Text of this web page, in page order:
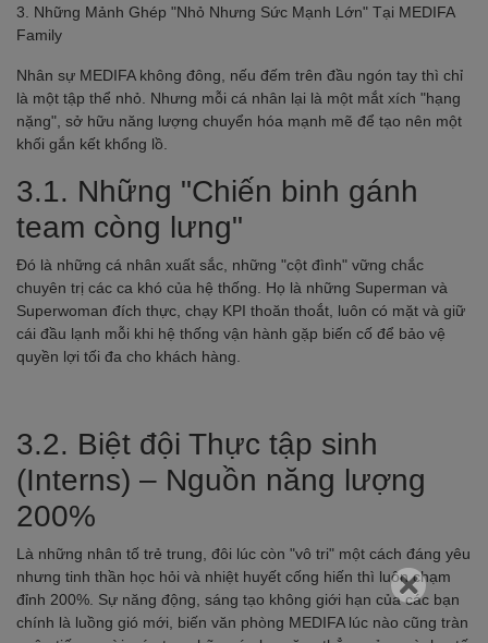
3. Những Mảnh Ghép "Nhỏ Nhưng Sức Mạnh Lớn" Tại MEDIFA
Family
Nhân sự MEDIFA không đông, nếu đếm trên đầu ngón tay thì chỉ
là một tập thể nhỏ. Nhưng mỗi cá nhân lại là một mắt xích "hạng
nặng", sở hữu năng lượng chuyển hóa mạnh mẽ để tạo nên một
khối gắn kết khổng lồ.
3.1. Những "Chiến binh gánh
team còng lưng"
Đó là những cá nhân xuất sắc, những "cột đình" vững chắc
chuyên trị các ca khó của hệ thống. Họ là những Superman và
Superwoman đích thực, chạy KPI thoăn thoắt, luôn có mặt và giữ
cái đầu lạnh mỗi khi hệ thống vận hành gặp biến cố để bảo vệ
quyền lợi tối đa cho khách hàng.
3.2. Biệt đội Thực tập sinh
(Interns) – Nguồn năng lượng
200%
Là những nhân tố trẻ trung, đôi lúc còn "vô tri" một cách đáng yêu
nhưng tinh thần học hỏi và nhiệt huyết cống hiến thì luôn chạm
đỉnh 200%. Sự năng động, sáng tạo không giới hạn của các bạn
chính là luồng gió mới, biến văn phòng MEDIFA lúc nào cũng tràn